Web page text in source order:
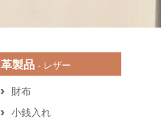
革製品 ‐ レザー
財布
小銭入れ